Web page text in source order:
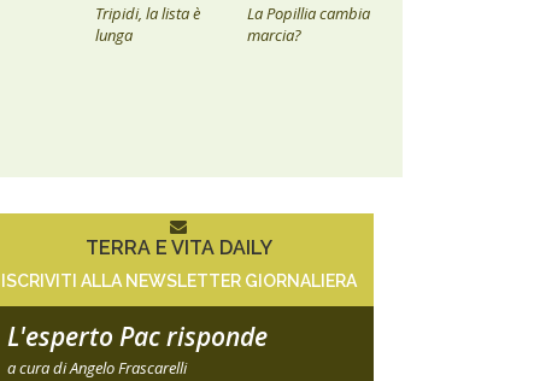
Tripidi, la lista è
lunga
La Popillia cambia
marcia?
TERRA E VITA DAILY
ISCRIVITI ALLA NEWSLETTER GIORNALIERA
L'esperto Pac risponde
a cura di Angelo Frascarelli